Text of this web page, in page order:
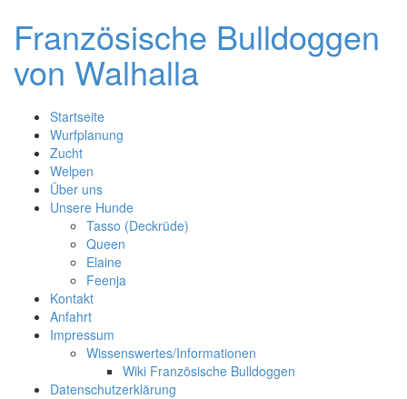
content
Französische Bulldoggen
von Walhalla
Startseite
Wurfplanung
Zucht
Welpen
Über uns
Unsere Hunde
Tasso (Deckrüde)
Queen
Elaine
Feenja
Kontakt
Anfahrt
Impressum
Wissenswertes/Informationen
Wiki Französische Bulldoggen
Datenschutzerklärung